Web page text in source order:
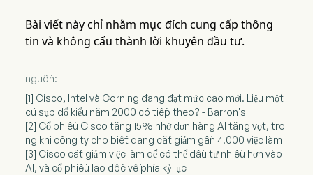
Bài viết này chỉ nhằm mục đích cung cấp thông
tin và không cấu thành lời khuyên đầu tư.
nguồn:
[1] Cisco, Intel và Corning đang đạt mức cao mới. Liệu một
cú sụp đổ kiểu năm 2000 có tiếp theo? - Barron's
[2] Cổ phiếu Cisco tăng 15% nhờ đơn hàng AI tăng vọt, tro
ng khi công ty cho biết đang cắt giảm gần 4.000 việc làm
[3] Cisco cắt giảm việc làm để có thể đầu tư nhiều hơn vào
AI, và cổ phiếu lao dốc về phía kỷ lục